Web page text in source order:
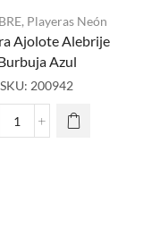
, Playeras Neón
Ajolote Alebrije
Azul
SKU: 200942
Playera